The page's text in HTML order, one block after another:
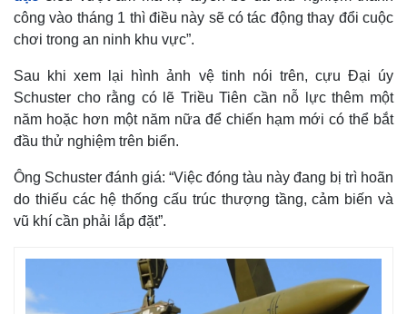
công vào tháng 1 thì điều này sẽ có tác động thay đổi cuộc
chơi trong an ninh khu vực”.
Sau khi xem lại hình ảnh vệ tinh nói trên, cựu Đại úy
Schuster cho rằng có lẽ Triều Tiên cần nỗ lực thêm một
năm hoặc hơn một năm nữa để chiến hạm mới có thể bắt
đầu thử nghiệm trên biển.
Ông Schuster đánh giá: “Việc đóng tàu này đang bị trì hoãn
do thiếu các hệ thống cấu trúc thượng tầng, cảm biến và
vũ khí cần phải lắp đặt”.